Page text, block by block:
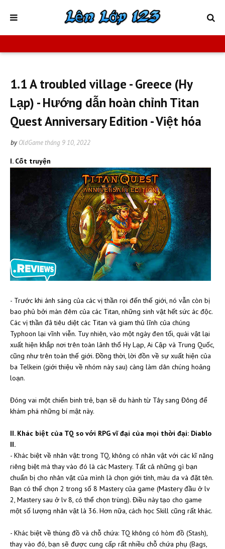
1.1 A troubled village - Greece (Hy
Lạp) - Hướng dẫn hoàn chỉnh Titan
Quest Anniversary Edition - Việt hóa
by OldGame tháng 9 10, 2022
I. Cốt truyện
- Trước khi ánh sáng của các vị thần rọi đến thế giới, nó vẫn còn bị
bao phủ bởi màn đêm của các Titan, những sinh vật hết sức ác độc.
Các vị thần đã tiêu diệt các Titan và giam thủ lĩnh của chúng
Typhoon lại vĩnh viễn. Tuy nhiên, vào một ngày đen tối, quái vật lại
xuất hiện khắp nơi trên toàn lãnh thổ Hy Lạp, Ai Cập và Trung Quốc,
cũng như trên toàn thế giới. Đồng thời, lời đồn về sự xuất hiện của
ba Telkein (giới thiệu về nhóm này sau) càng làm dân chúng hoảng
loạn.
Đóng vai một chiến binh trẻ, bạn sẽ du hành từ Tây sang Đông để
khám phá những bí mật này.
II. Khác biệt của TQ so với RPG vĩ đại của mọi thời đại: Diablo
II.
- Khác biệt về nhân vật: trong TQ, không có nhân vật với các kĩ năng
riêng biệt mà thay vào đó là các Mastery. Tất cả những gì bạn
chuẩn bị cho nhân vật của mình là chọn giới tính, màu da và đặt tên.
Bạn có thể chọn 2 trong số 8 Mastery của game (Mastery đầu ở lv
2, Mastery sau ở lv 8, có thể chọn trùng). Điều này tạo cho game
một số lượng nhân vật là 36. Hơn nữa, cách học Skill cũng rất khác.
- Khác biệt về thùng đồ và chỗ chứa: TQ không có hòm đồ (Stash),
thay vào đó, bạn sẽ được cung cấp rất nhiều chỗ chứa phụ (Bags,